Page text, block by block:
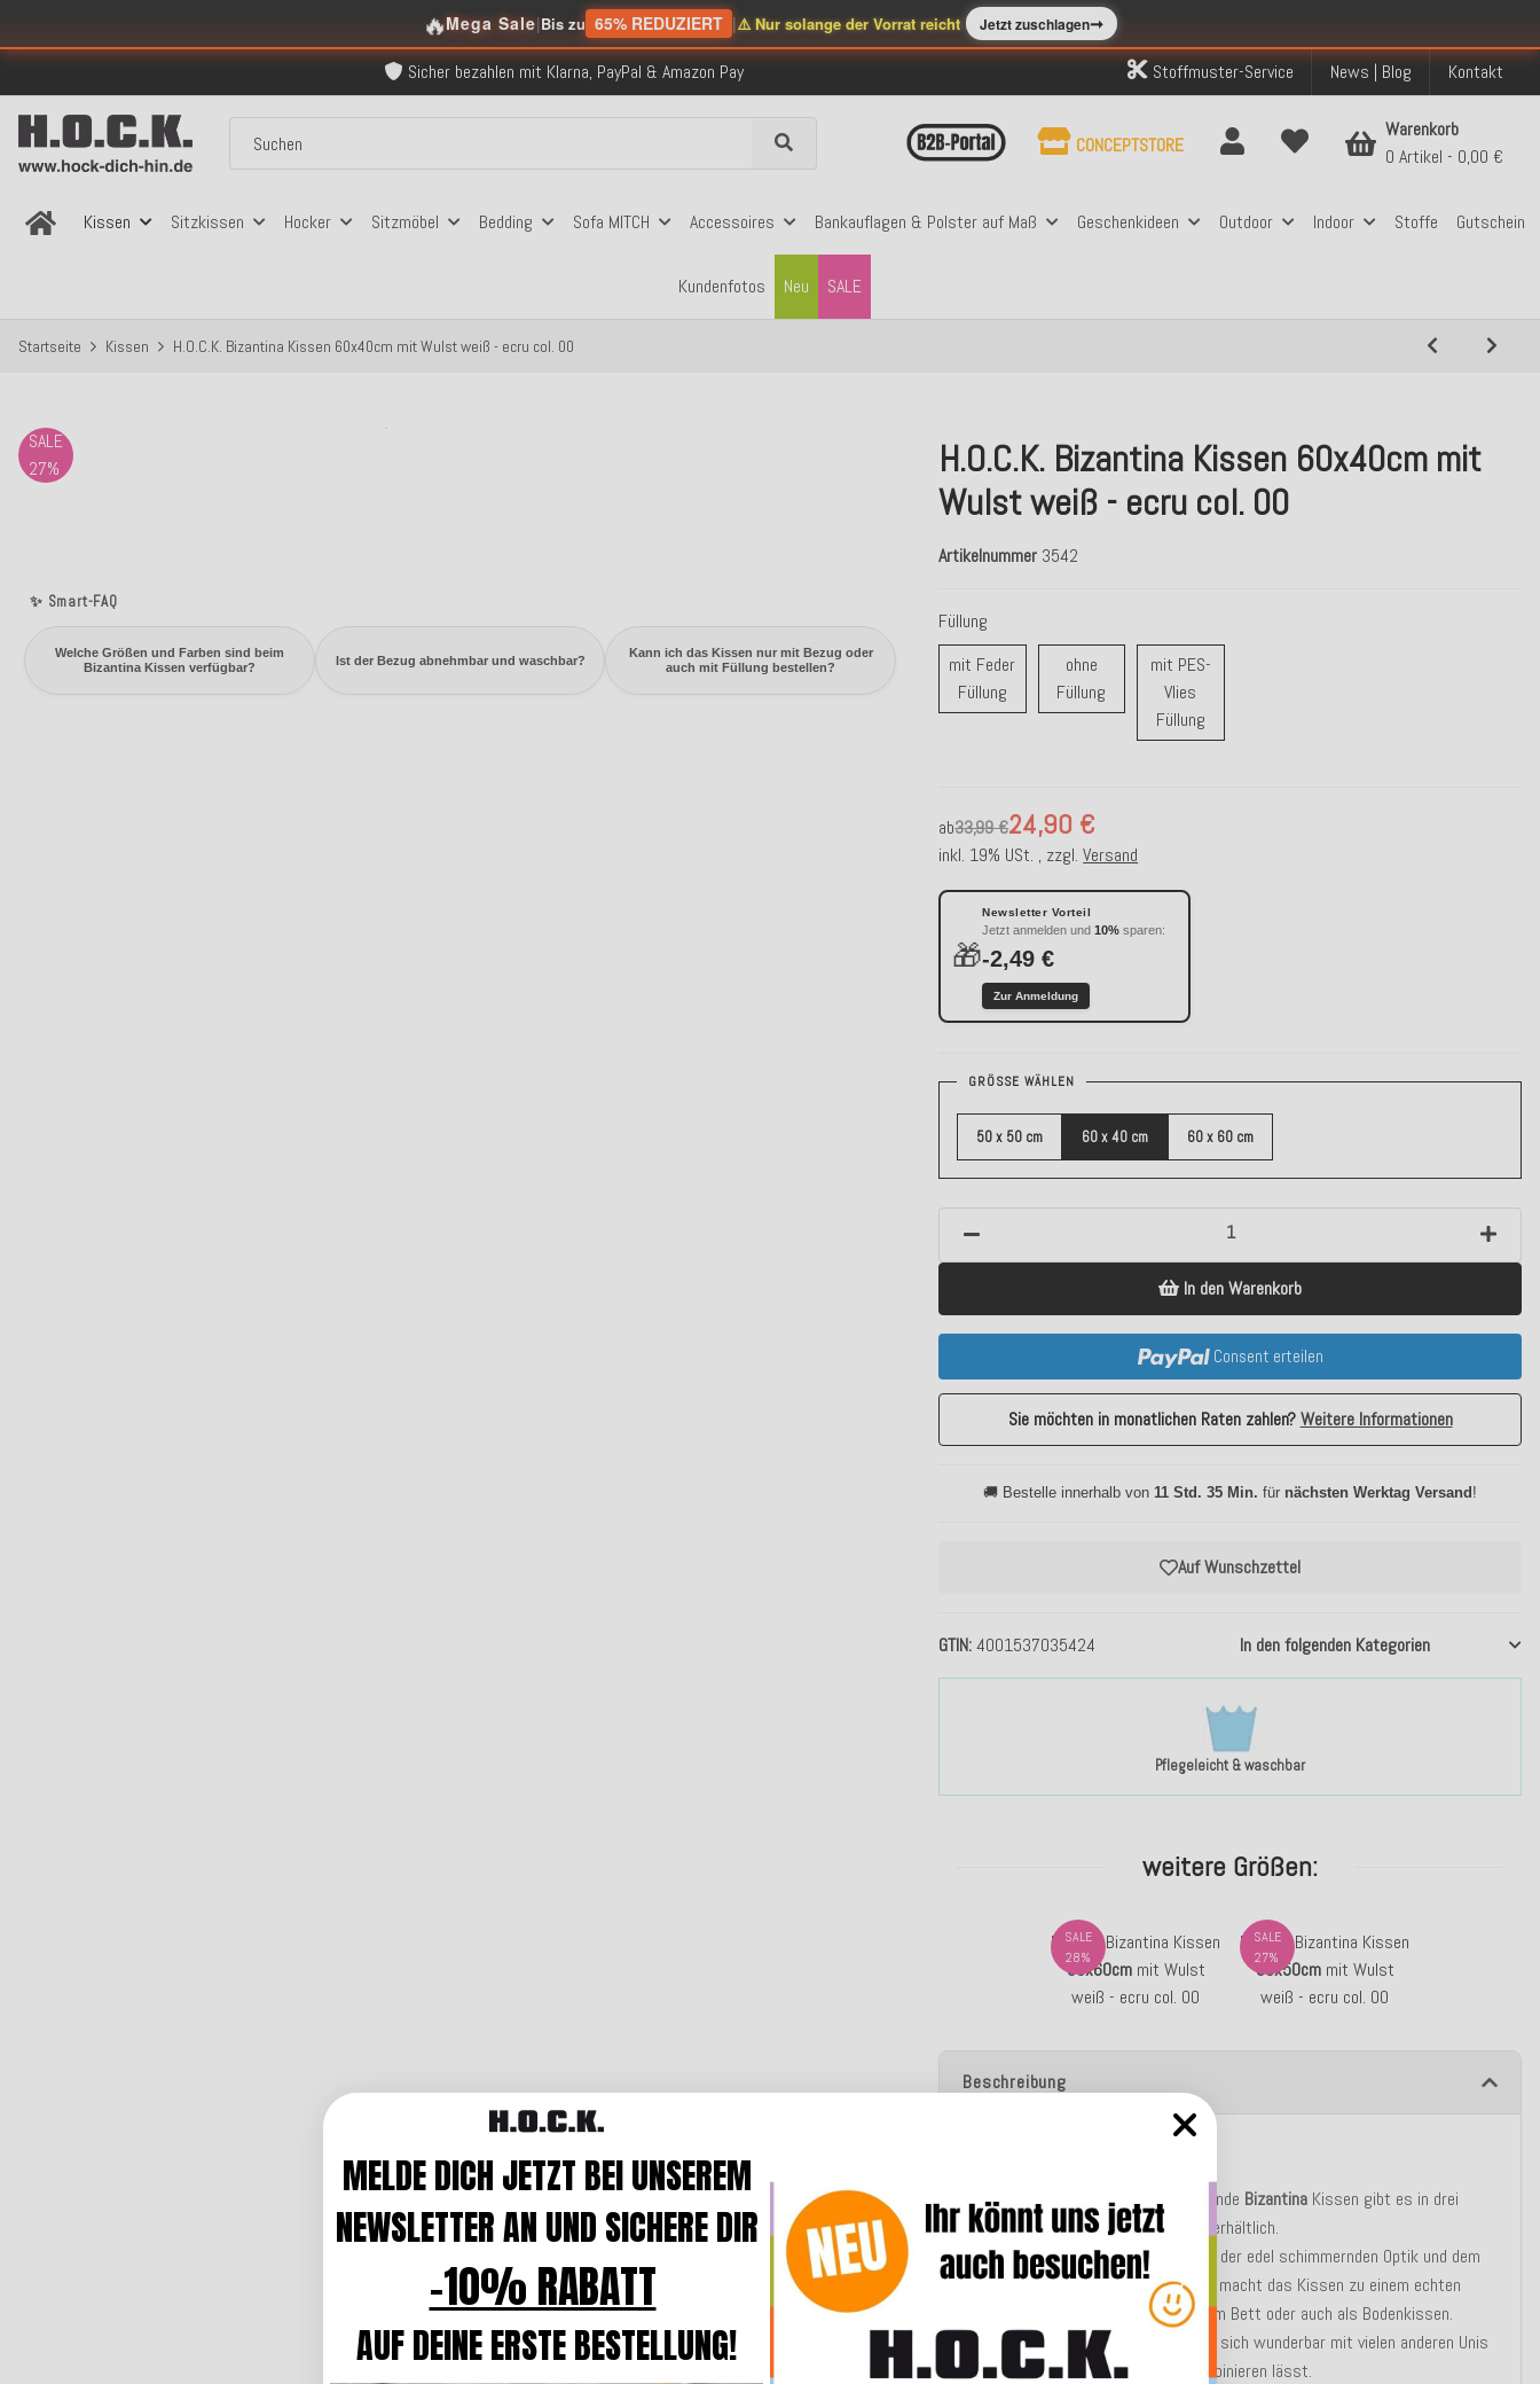
🔥Mega Sale|Bis zu 65% REDUZIERT |⚠️ Nur solange der Vorrat reicht Jetzt zuschlagen➞
Über 120.000 erfolgreich versendete Bestellungen
Sicher bezahlen mit Klarna, PayPal & Amazon Pay
Kostenloser Versand innerhalb Deutschlands ab 99€ Bestellwert
Über 120.000 erfolgreich versendete Bestellungen
Kostenloser Versand innerhalb Deutschlands ab 99€ Bestellwert
Stoffmuster-Service News | Blog Kontakt
Kissen Sitzkissen Hocker Sitzmöbel Bedding Sofa MITCH Accessoires Bankauflagen & Polster auf Maß Geschenkideen Outdoor Indoor Stoffe Gutschein
Kundenfotos SALE
Neu
CONCEPTSTORE
Warenkorb
0 Artikel
0,00 €
Startseite Kissen H.O.C.K. Bizantina Kissen 60x40cm mit Wulst weiß - ecru col. 00
SALE
27%
✨ Smart-FAQ
Welche Größen und Farben sind beim
Bizantina Kissen verfügbar?
Ist der Bezug abnehmbar und waschbar?
Kann ich das Kissen nur mit Bezug oder
auch mit Füllung bestellen?
H.O.C.K. Bizantina Kissen 60x40cm mit
Wulst weiß - ecru col. 00
Artikelnummer 3542
Pflegeleicht & waschbar
GTIN 4001537035424 In den folgenden Kategorien
Füllung
mit Feder
Füllungmit Feder Füllung
ohne
Füllung ohne Füllung
mit PES-
Vlies
Füllungmit PES-Vlies Füllung
ab 24,90 €
33,99 €
inkl. 19% USt. , zzgl.Versand
🎁
Newsletter Vorteil
Jetzt anmelden und10% sparen:
-2,49 €
Zur Anmeldung
Auf Wunschzettel
GRÖSSE WÄHLEN
50 x 50 cm 60 x 40 cm 60 x 60 cm
In den Warenkorb
Consent erteilen
Sie möchten in monatlichen Raten zahlen?Weitere Informationen
🚚 Bestelle innerhalb von11 Std. 35 Min. für nächsten Werktag Versand !
weitere Größen:
SALE
28%
H.O.C.K. Bizantina Kissen
60x60cmmit Wulst
weiß - ecru col. 00
SALE
27%
H.O.C.K. Bizantina Kissen
50x50cmmit Wulst
weiß - ecru col. 00
Beschreibung
Das kuschelige und leicht schimmernde Bizantina Kissen gibt es in drei
Größen und ist in über zehn Farben erhältlich.
Das angesagteVelours Material
mit der edel schimmernden Optik und dem
rundum abgestepptembreiten Rand
macht das Kissen zu einem echten
, ob auf dem Sofa, dem Bett oder auch als Bodenkissen.
Bizantina ist ein Basic Kissen
, dass sich wunderbar mit vielen anderen Unis
aber auch gemusterten Kissen kombinieren lässt.
MELDE DICH JETZT BEI UNSEREM
NEWSLETTER AN UND SICHERE DIR
-10% RABATT
AUF DEINE ERSTE BESTELLUNG!